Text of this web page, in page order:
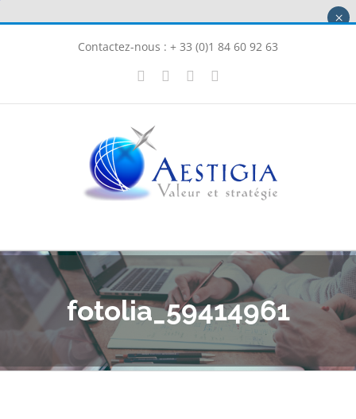
Contactez-nous : + 33 (0)1 84 60 92 63
LinkedInInstagram
fotolia_59414961
×